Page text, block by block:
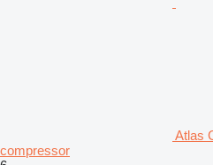
Atlas
compressor